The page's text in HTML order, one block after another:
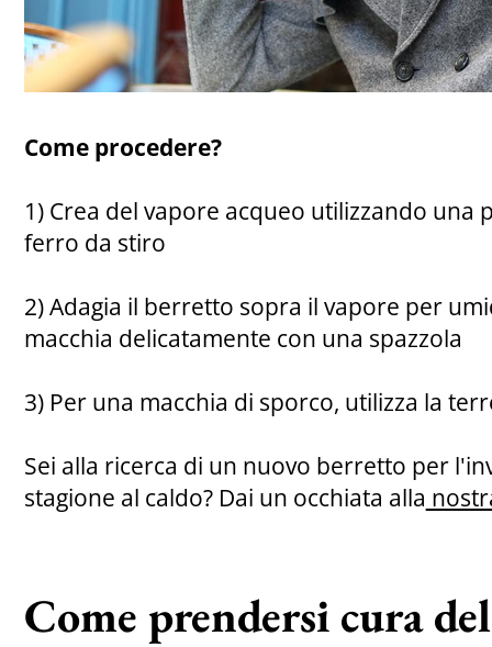
Come procedere?
1) Crea del vapore acqueo utilizzando una
ferro da stiro
2) Adagia il berretto sopra il vapore per
macchia delicatamente con una spazzola
3) Per una macchia di sporco, utilizza la
Sei alla ricerca di un nuovo berretto per
stagione al caldo? Dai un occhiata alla
Come prendersi cura